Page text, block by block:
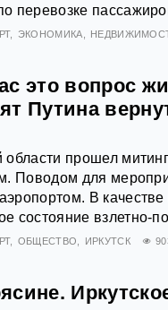
перевозке
ЭКОНОМИКА
это вопрос
Путина
области прошел
Поводом для
В
состояние взлетно-
ОБЩЕСТВО ИРКУТСК